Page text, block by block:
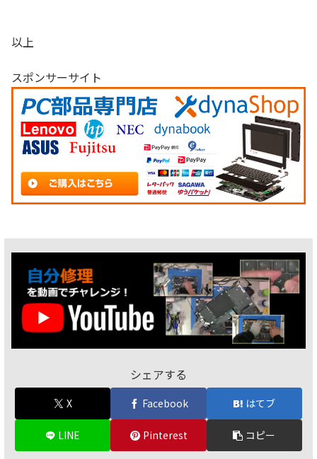
以上
スポンサーサイト
シェアする
X Facebook はてブ
LINE Pinterest コピー